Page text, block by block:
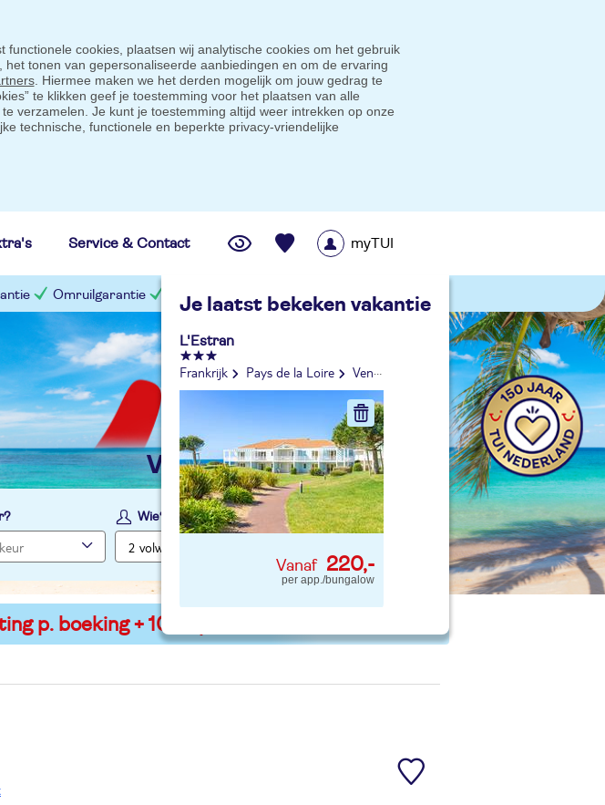
cookies, plaatsen wij analytische cookies om het gebruik
tonen van gepersonaliseerde aanbiedingen en om de ervaring
. Hiermee maken we het derden mogelijk om jouw gedrag te
te klikken geef je toestemming voor het plaatsen van alle
verzamelen. Je kunt je toestemming altijd weer intrekken op onze
technische, functionele en beperkte privacy-vriendelijke
Service & Contact
Je laatst bekeken vakantie
L'Estran
Frankrijk Pays de la Loire Vendée Chateau d'Olonne
220,-
per app./bungalow
myTUI
Omruilgarantie Slimme prijsgarantie
vind jouw ideale vakantie
Wie?
p. boeking + 100,- p. kind